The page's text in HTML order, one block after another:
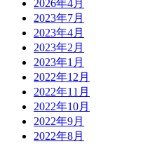
2026年4月
2023年7月
2023年4月
2023年2月
2023年1月
2022年12月
2022年11月
2022年10月
2022年9月
2022年8月